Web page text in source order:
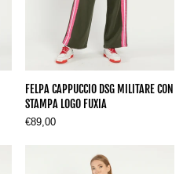
FELPA CAPPUCCIO DSG MILITARE CON
STAMPA LOGO FUXIA
€89,00